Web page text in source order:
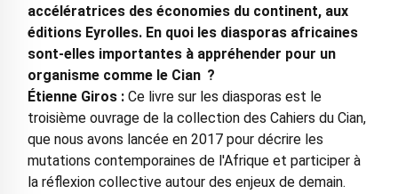
accélératrices des économies du continent, aux
éditions Eyrolles. En quoi les diasporas africaines
sont-elles importantes à appréhender pour un
organisme comme le Cian ?
Étienne Giros :Ce livre sur les diasporas est le
troisième ouvrage de la collection des Cahiers du Cian,
que nous avons lancée en 2017 pour décrire les
mutations contemporaines de l'Afrique et participer à
la réflexion collective autour des enjeux de demain.